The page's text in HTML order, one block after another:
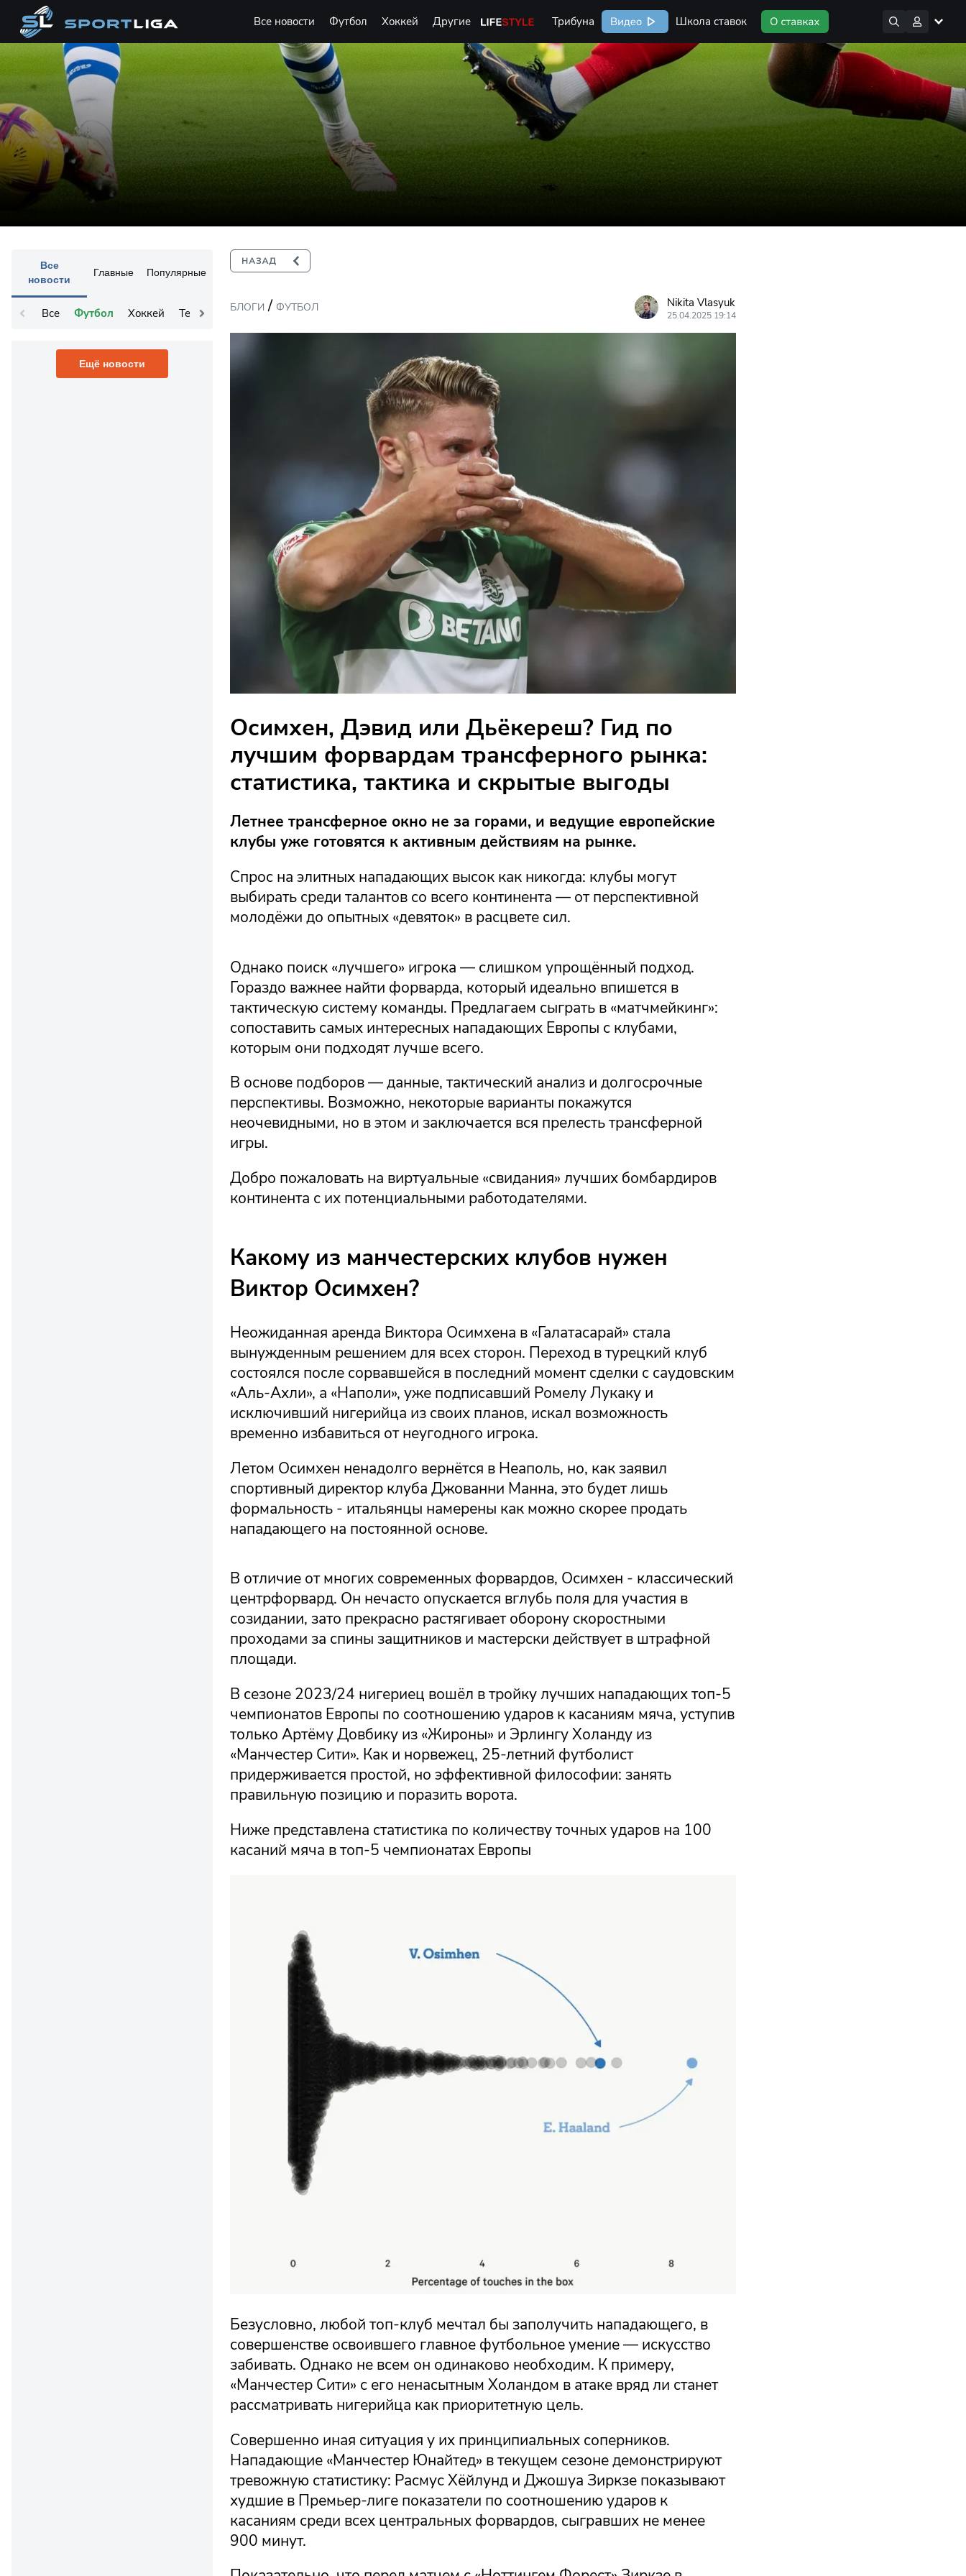
Все новости Футбол Хоккей Другие Life Style Трибуна Видео Школа ставок
Все
новости
Главные Популярные
Все Футбол Хоккей Теннис Остальное
Ещё новости
БЛОГИ / ФУТБОЛ Nikita Vlasyuk
25.04.2025 19:14
Осимхен, Дэвид или Дьёкереш? Гид по
лучшим форвардам трансферного рынка:
статистика, тактика и скрытые выгоды
Летнее трансферное окно не за горами, и ведущие европейские
клубы уже готовятся к активным действиям на рынке.
Спрос на элитных нападающих высок как никогда: клубы могут
выбирать среди талантов со всего континента — от перспективной
молодёжи до опытных «девяток» в расцвете сил.
Однако поиск «лучшего» игрока — слишком упрощённый подход.
Гораздо важнее найти форварда, который идеально впишется в
тактическую систему команды. Предлагаем сыграть в «матчмейкинг»:
сопоставить самых интересных нападающих Европы с клубами,
которым они подходят лучше всего.
В основе подборов — данные, тактический анализ и долгосрочные
перспективы. Возможно, некоторые варианты покажутся
неочевидными, но в этом и заключается вся прелесть трансферной
игры.
Добро пожаловать на виртуальные «свидания» лучших бомбардиров
континента с их потенциальными работодателями.
Какому из манчестерских клубов нужен
Виктор Осимхен?
Неожиданная аренда Виктора Осимхена в «Галатасарай» стала
вынужденным решением для всех сторон. Переход в турецкий клуб
состоялся после сорвавшейся в последний момент сделки с саудовским
«Аль-Ахли», а «Наполи», уже подписавший Ромелу Лукаку и
исключивший нигерийца из своих планов, искал возможность
временно избавиться от неугодного игрока.
Летом Осимхен ненадолго вернётся в Неаполь, но, как заявил
спортивный директор клуба Джованни Манна, это будет лишь
формальность - итальянцы намерены как можно скорее продать
нападающего на постоянной основе.
В отличие от многих современных форвардов, Осимхен - классический
центрфорвард. Он нечасто опускается вглубь поля для участия в
созидании, зато прекрасно растягивает оборону скоростными
проходами за спины защитников и мастерски действует в штрафной
площади.
В сезоне 2023/24 нигериец вошёл в тройку лучших нападающих топ-5
чемпионатов Европы по соотношению ударов к касаниям мяча, уступив
только Артёму Довбику из «Жироны» и Эрлингу Холанду из
«Манчестер Сити». Как и норвежец, 25-летний футболист
придерживается простой, но эффективной философии: занять
правильную позицию и поразить ворота.
Ниже представлена статистика по количеству точных ударов на 100
касаний мяча в топ-5 чемпионатах Европы
Безусловно, любой топ-клуб мечтал бы заполучить нападающего, в
совершенстве освоившего главное футбольное умение — искусство
забивать. Однако не всем он одинаково необходим. К примеру,
«Манчестер Сити» с его ненасытным Холандом в атаке вряд ли станет
рассматривать нигерийца как приоритетную цель.
Совершенно иная ситуация у их принципиальных соперников.
Нападающие «Манчестер Юнайтед» в текущем сезоне демонстрируют
тревожную статистику: Расмус Хёйлунд и Джошуа Зиркзе показывают
худшие в Премьер-лиге показатели по соотношению ударов к
касаниям среди всех центральных форвардов, сыгравших не менее
900 минут.